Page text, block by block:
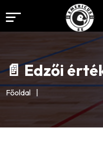
📄 Edzői
Főoldal